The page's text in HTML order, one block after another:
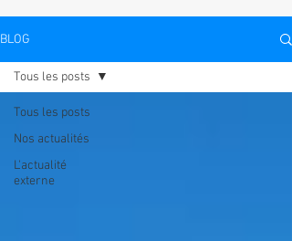
BLOG
Tous les posts
Nos actualités
L'actualité
externe
Tous les posts